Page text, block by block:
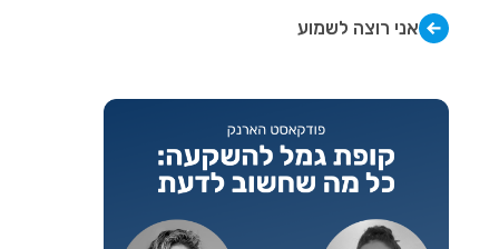
אני רוצה לשמוע